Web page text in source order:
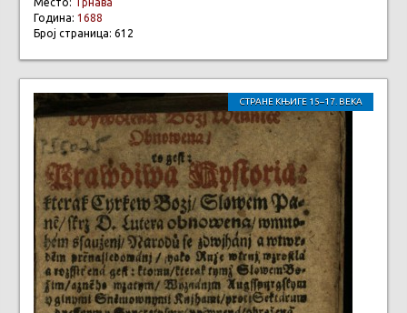
Место:
Трнава
Година: 1688
Број страница: 612
СТРАНЕ КЊИГЕ 15–17. ВЕКА